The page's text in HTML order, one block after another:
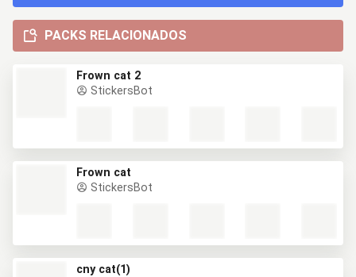
PACKS RELACIONADOS
Frown cat 2
StickersBot
Frown cat
StickersBot
cny cat(1)